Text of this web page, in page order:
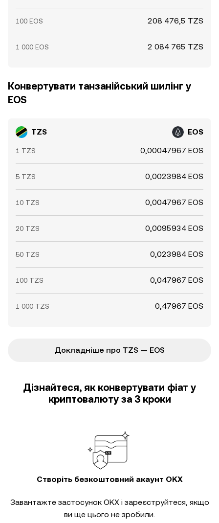
100 EOS 208 476,5 TZS
1 000 EOS 2 084 765 TZS
Конвертувати танзанійський шилінг у
EOS
TZS EOS
1 TZS 0,00047967 EOS
5 TZS 0,0023984 EOS
10 TZS 0,0047967 EOS
20 TZS 0,0095934 EOS
50 TZS 0,023984 EOS
100 TZS 0,047967 EOS
1 000 TZS 0,47967 EOS
Докладніше про TZS — EOS
Дізнайтеся, як конвертувати фіат у
криптовалюту за 3 кроки
Створіть безкоштовний акаунт OKX
Завантажте застосунок OKX і зареєструйтеся, якщо
ви ще цього не зробили.